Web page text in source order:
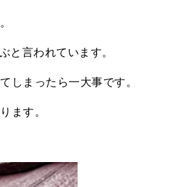
と言われています。
しまったら一大事です。
ます。